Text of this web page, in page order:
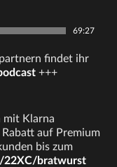
69:27
findet ihr
+++
mit Klarna
auf Premium
bis zum
22XC/bratwurst